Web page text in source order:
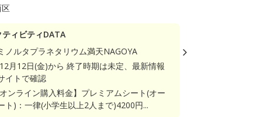
ィビティDATA
ノルタプラネタリウム満天NAGOYA
月12日(金)から 終了時期は未定、最新情報
イトで確認
ンライン購入料金】プレミアムシート(オー
ト)：一律(小学生以上2人まで)4200円...